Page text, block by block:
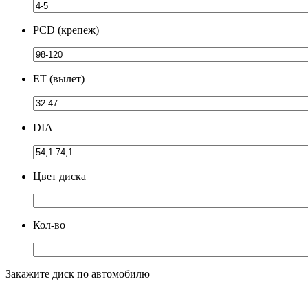
PCD (крепеж)
ЕТ (вылет)
DIA
Цвет диска
Кол-во
Закажите диск по автомобилю